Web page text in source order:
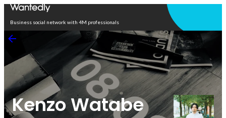
Business social network with 4M professionals
Kenzo Watabe